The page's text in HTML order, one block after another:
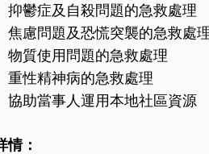
抑鬱症及自殺問題的急救處理
焦慮問題及恐慌突襲的急救處
物質使用問題的急救處理
重性精神病的急救處理
協助當事人運用本地社區資源
情：